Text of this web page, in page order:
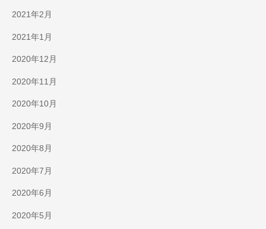
2021年2月
2021年1月
2020年12月
2020年11月
2020年10月
2020年9月
2020年8月
2020年7月
2020年6月
2020年5月